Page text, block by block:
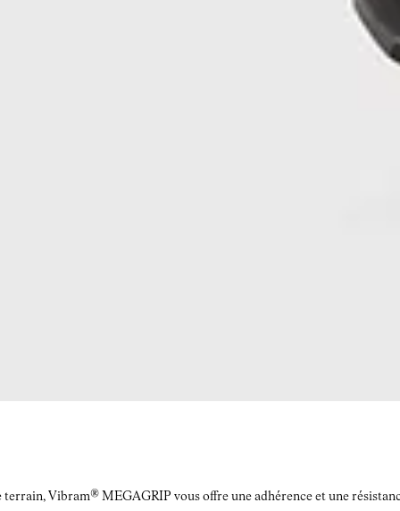
Vibram® MEGAGRIP vous offre une adhérence et une